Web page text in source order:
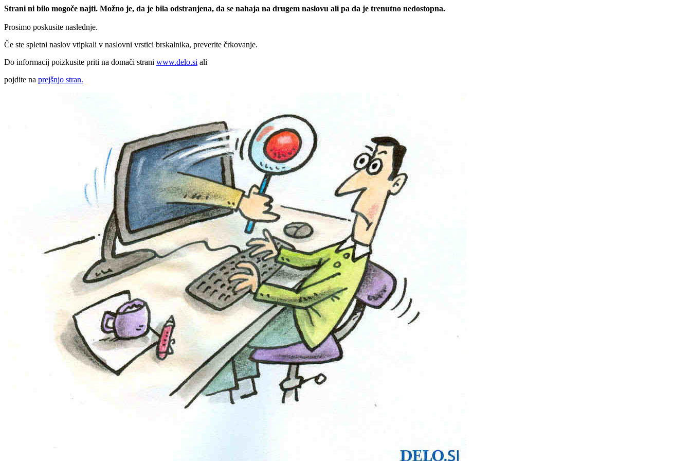
Strani ni bilo mogoče najti. Možno je, da je bila odstranjena, da se nahaja na drugem naslovu ali pa da je trenutno nedostopna.
Prosimo poskusite naslednje.
Če ste spletni naslov vtipkali v naslovni vrstici brskalnika, preverite črkovanje.
Do informacij poizkusite priti na domači strani www.delo.si ali
pojdite na prejšnjo stran.